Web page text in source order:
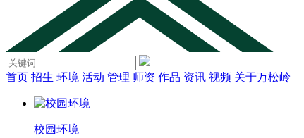
首页 招生 环境 活动 管理 师资 作品 资讯 视频 关于万松岭
校园环境